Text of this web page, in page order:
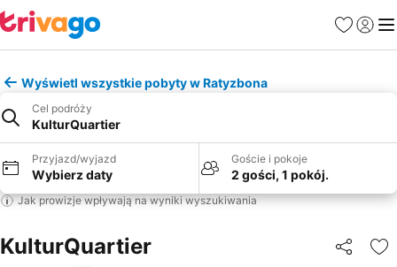
Ulubione
Wyświetl wszystkie pobyty w Ratyzbona
Cel podróży
KulturQuartier
Przyjazd/wyjazd
Wybierz daty
Goście i pokoje
2 gości, 1 pokój.
Jak prowizje wpływają na wyniki wyszukiwania
KulturQuartier